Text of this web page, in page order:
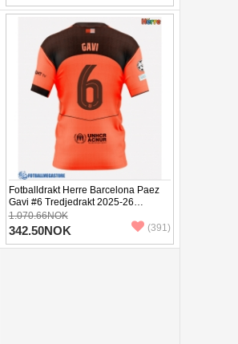
Fotballdrakt Herre Barcelona Paez
Gavi #6 Tredjedrakt 2025-26
Kortermet
1.070.66NOK
342.50NOK (391)